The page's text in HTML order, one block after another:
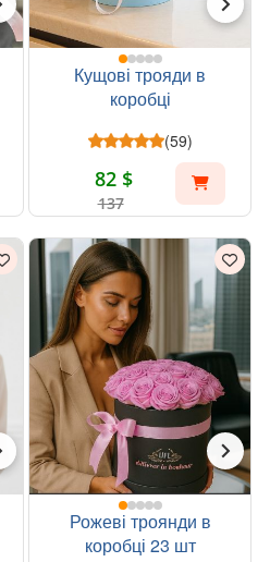
Кущові трояди в
коробці
(59)
82 $
137
Рожеві троянди в
коробці 23 шт